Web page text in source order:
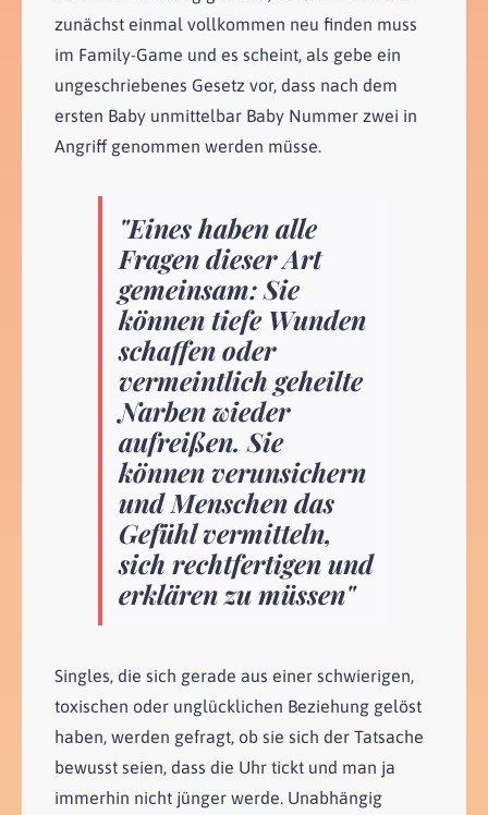
zunächst einmal vollkommen neu finden muss
im Family-Game und es scheint, als gebe ein
ungeschriebenes Gesetz vor, dass nach dem
ersten Baby unmittelbar Baby Nummer zwei in
Angriff genommen werden müsse.
"Eines haben alle
Fragen dieser Art
gemeinsam: Sie
können tiefe Wunden
schaffen oder
vermeintlich geheilte
Narben wieder
aufreißen. Sie
können verunsichern
und Menschen das
Gefühl vermitteln,
sich rechtfertigen und
erklären zu müssen"
Singles, die sich gerade aus einer schwierigen,
toxischen oder unglücklichen Beziehung gelöst
haben, werden gefragt, ob sie sich der Tatsache
bewusst seien, dass die Uhr tickt und man ja
immerhin nicht jünger werde. Unabhängig